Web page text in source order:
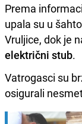
Prema
upala su u
Vruljice, dok je
električni stub.
Vatrogasci su
osigurali